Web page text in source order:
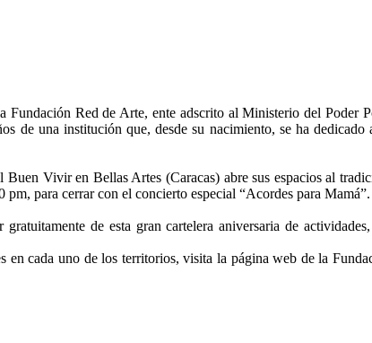
Fundación Red de Arte, ente adscrito al Ministerio del Poder
de una institución que, desde su nacimiento, se ha
Vivir en Bellas Artes (Caracas) abre sus espacios al
para cerrar con el concierto especial “Acordes para Mamá”.
de esta gran cartelera aniversaria de
en cada uno de los territorios, visita la página web de la